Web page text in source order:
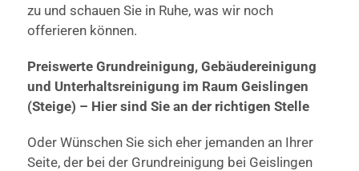
zu und schauen Sie in Ruhe, was wir noch
offerieren können.
Preiswerte Grundreinigung, Gebäudereinigung
und Unterhaltsreinigung im Raum Geislingen
(Steige) – Hier sind Sie an der richtigen Stelle
Oder Wünschen Sie sich eher jemanden an Ihrer
Seite, der bei der Grundreinigung bei Geislingen